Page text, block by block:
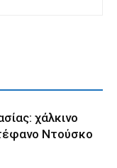
χάλκινο
Ντούσκο